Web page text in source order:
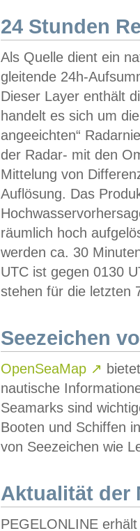
24 Stunden
Als Quelle dient ein
gleitende 24h-
Dieser Layer enthält
handelt es sich um
angeeichten“
der Radar- mit den
Mittelung von
Auflösung. Das
räumlich hoch
werden ca. 30
UTC ist gegen 0130
stehen für die letzten
Seezeichen
OpenSeaMap ↗
nautische
Seamarks sind
Booten und Schiffen
von Seezeichen wie
Aktualität der
PEGELONLINE